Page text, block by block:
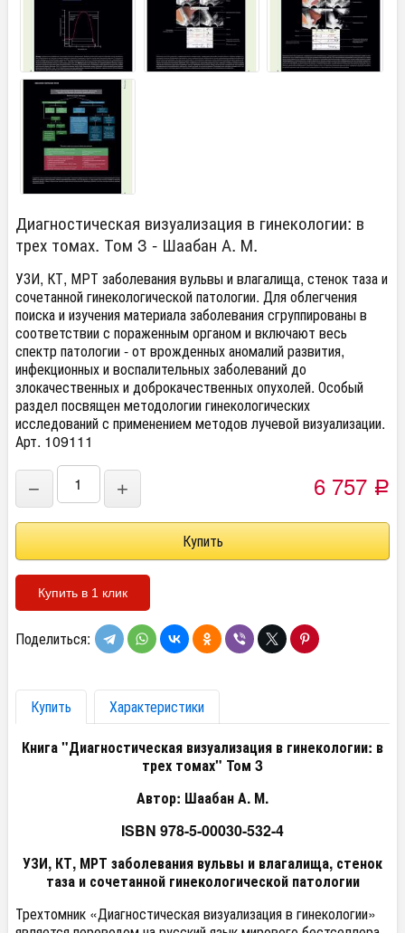
Диагностическая визуализация в гинекологии: в
трех томах. Том 3 - Шаабан А. М.
УЗИ, КТ, МРТ заболевания вульвы и влагалища, стенок таза и
сочетанной гинекологической патологии. Для облегчения
поиска и изучения материала заболевания сгруппированы в
соответствии с пораженным органом и включают весь
спектр патологии - от врожденных аномалий развития,
инфекционных и воспалительных заболеваний до
злокачественных и доброкачественных опухолей. Особый
раздел посвящен методологии гинекологических
исследований с применением методов лучевой визуализации.
Арт. 109111
− + 6 757 Р
Купить в 1 клик
Поделиться:
Купить
Характеристики
Книга"Диагностическая визуализация в гинекологии: в
трех томах" Том 3
Автор: Шаабан А. М.
ISBN 978-5-00030-532-4
УЗИ, КТ, МРТ заболевания вульвы и влагалища, стенок
таза и сочетанной гинекологической патологии
Трехтомник «Диагностическая визуализация в гинекологии»